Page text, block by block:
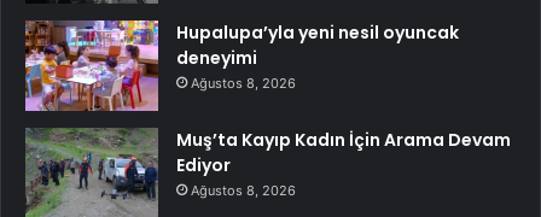
Hupalupa’yla yeni nesil oyuncak
deneyimi
Ağustos 8, 2026
Muş’ta Kayıp Kadın İçin Arama Devam
Ediyor
Ağustos 8, 2026